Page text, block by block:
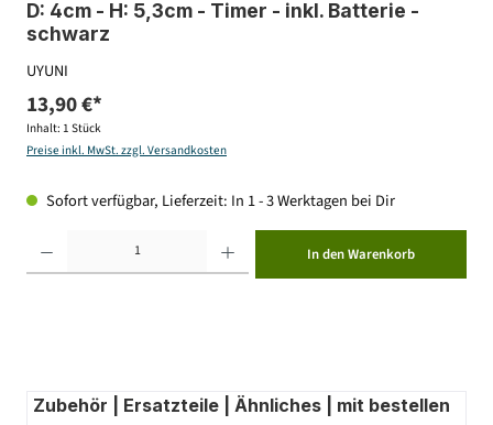
D: 4cm - H: 5,3cm - Timer - inkl. Batterie -
schwarz
UYUNI
13,90 €*
Inhalt: 1 Stück
Preise inkl. MwSt. zzgl. Versandkosten
Sofort verfügbar, Lieferzeit: In 1 - 3 Werktagen bei Dir
In den Warenkorb
Zubehör | Ersatzteile | Ähnliches | mit bestellen